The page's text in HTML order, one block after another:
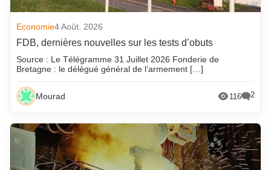
Economie4 Août. 2026
FDB, dernières nouvelles sur les tests d’obuts
Source : Le Télégramme 31 Juillet 2026 Fonderie de
Bretagne : le délégué général de l’armement […]
Mourad 116 2